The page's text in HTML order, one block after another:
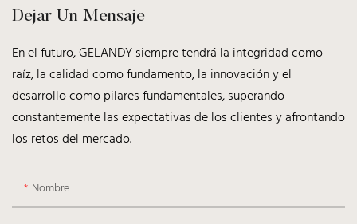
Dejar Un Mensaje
En el futuro, GELANDY siempre tendrá la integridad como
raíz, la calidad como fundamento, la innovación y el
desarrollo como pilares fundamentales, superando
constantemente las expectativas de los clientes y afrontando
los retos del mercado.
Nombre